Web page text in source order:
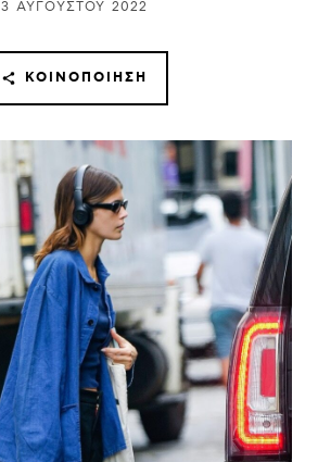
3 ΑΥΓΟΎΣΤΟΥ 2022
ΚΟΙΝΟΠΟΊΗΣΗ